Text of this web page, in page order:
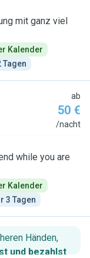
mit ganz viel
Kalender
Tagen
ab
50 €
/nacht
while you are
Kalender
3 Tagen
Händen,
und bezahlst.